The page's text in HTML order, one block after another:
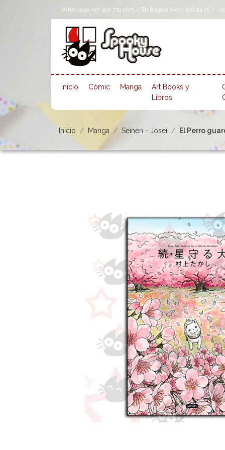
Whatsapp +57 350 774 1675 / En Bogotá (601) 656 24 16 /
Inicio Cómic Manga
Art Books y
Libros
Inicio Manga Seinen - Josei El Perro